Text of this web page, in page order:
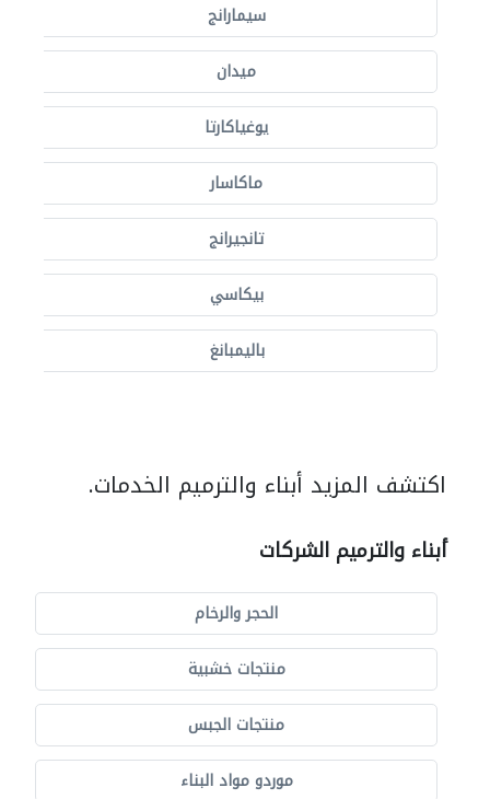
سيمارانج
ميدان
يوغياكارتا
ماكاسار
تانجيرانج
بيكاسي
باليمبانغ
اكتشف المزيد أبناء والترميم الخدمات.
أبناء والترميم الشركات
الحجر والرخام
منتجات خشبية
منتجات الجبس
موردو مواد البناء